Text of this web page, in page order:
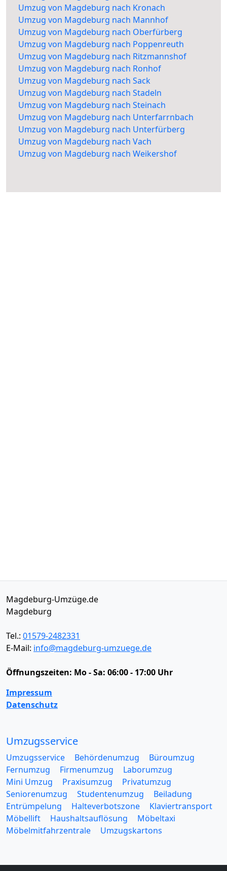
Umzug von Magdeburg nach Kronach
Umzug von Magdeburg nach Mannhof
Umzug von Magdeburg nach Oberfürberg
Umzug von Magdeburg nach Poppenreuth
Umzug von Magdeburg nach Ritzmannshof
Umzug von Magdeburg nach Ronhof
Umzug von Magdeburg nach Sack
Umzug von Magdeburg nach Stadeln
Umzug von Magdeburg nach Steinach
Umzug von Magdeburg nach Unterfarrnbach
Umzug von Magdeburg nach Unterfürberg
Umzug von Magdeburg nach Vach
Umzug von Magdeburg nach Weikershof
Magdeburg-Umzüge.de
Magdeburg
Tel.: 01579-2482331
E-Mail: info@magdeburg-umzuege.de
Öffnungszeiten: Mo - Sa: 06:00 - 17:00 Uhr
Impressum
Datenschutz
Umzugsservice
Umzugsservice Behördenumzug
Büroumzug
Fernumzug
Firmenumzug
Laborumzug
Mini Umzug
Praxisumzug
Privatumzug
Seniorenumzug
Studentenumzug
Beiladung
Entrümpelung
Halteverbotszone
Klaviertransport
Möbellift
Haushaltsauflösung
Möbeltaxi
Möbelmitfahrzentrale
Umzugskartons